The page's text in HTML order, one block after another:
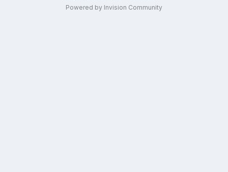
Powered by Invision Community